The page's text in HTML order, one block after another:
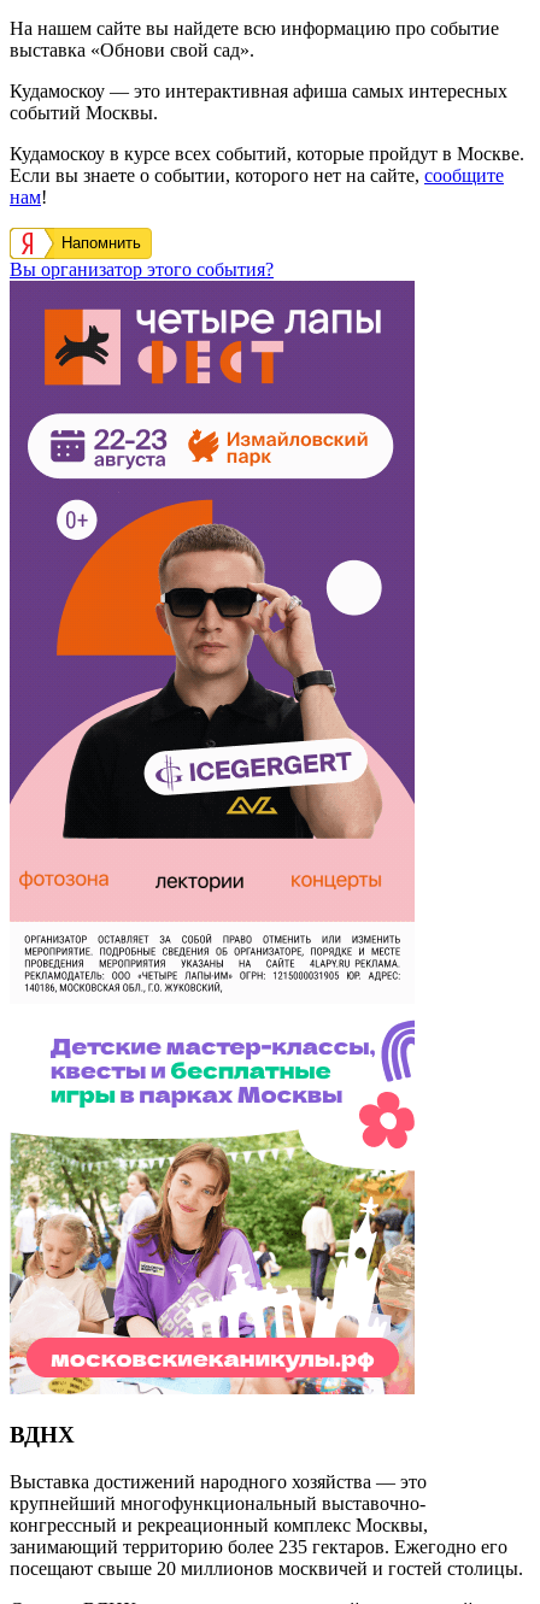
На нашем сайте вы найдете всю информацию про событие
выставка «Обнови свой сад».
Кудамоскоу — это интерактивная афиша самых интересных
событий Москвы.
Кудамоскоу в курсе всех событий, которые пройдут в Москве.
Если вы знаете о событии, которого нет на сайте, сообщите
нам!
Напомнить
Вы организатор этого события?
ВДНХ
Выставка достижений народного хозяйства — это
крупнейший многофункциональный выставочно-
конгрессный и рекреационный комплекс Москвы,
занимающий территорию более 235 гектаров. Ежегодно его
посещают свыше 20 миллионов москвичей и гостей столицы.